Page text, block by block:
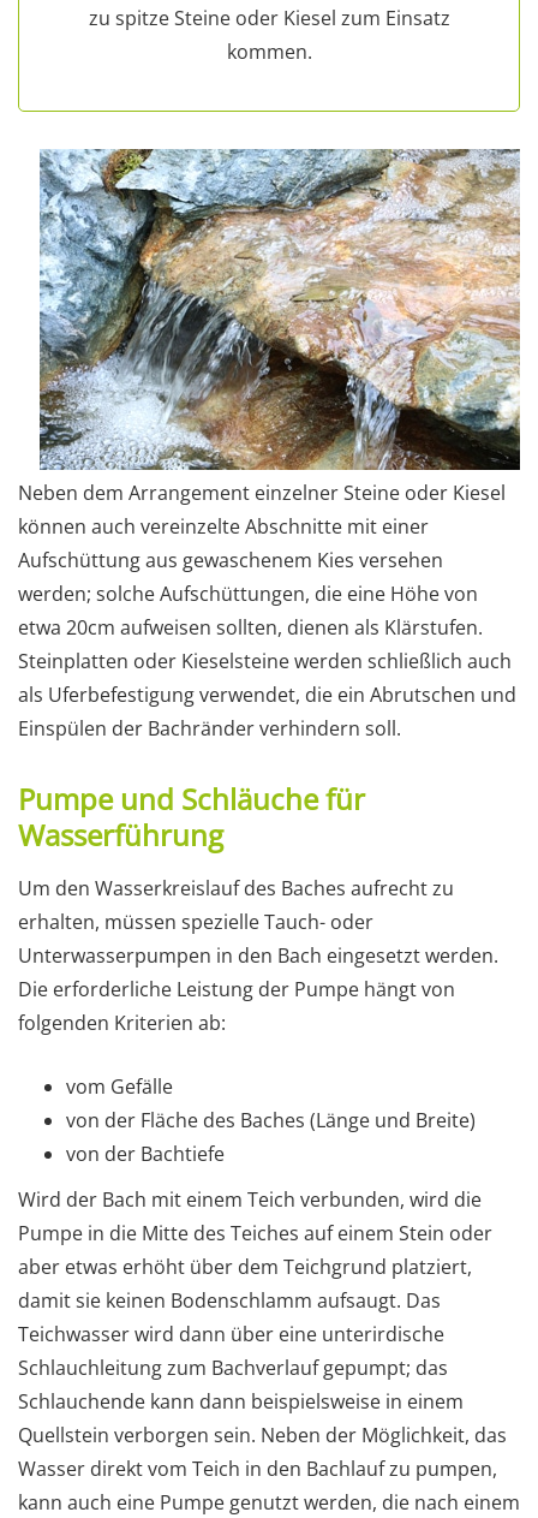
zu spitze Steine oder Kiesel zum Einsatz
kommen.
Neben dem Arrangement einzelner Steine oder Kiesel
können auch vereinzelte Abschnitte mit einer
Aufschüttung aus gewaschenem Kies versehen
werden; solche Aufschüttungen, die eine Höhe von
etwa 20cm aufweisen sollten, dienen als Klärstufen.
Steinplatten oder Kieselsteine werden schließlich auch
als Uferbefestigung verwendet, die ein Abrutschen und
Einspülen der Bachränder verhindern soll.
Pumpe und Schläuche für
Wasserführung
Um den Wasserkreislauf des Baches aufrecht zu
erhalten, müssen spezielle Tauch- oder
Unterwasserpumpen in den Bach eingesetzt werden.
Die erforderliche Leistung der Pumpe hängt von
folgenden Kriterien ab:
vom Gefälle
von der Fläche des Baches (Länge und Breite)
von der Bachtiefe
Wird der Bach mit einem Teich verbunden, wird die
Pumpe in die Mitte des Teiches auf einem Stein oder
aber etwas erhöht über dem Teichgrund platziert,
damit sie keinen Bodenschlamm aufsaugt. Das
Teichwasser wird dann über eine unterirdische
Schlauchleitung zum Bachverlauf gepumpt; das
Schlauchende kann dann beispielsweise in einem
Quellstein verborgen sein. Neben der Möglichkeit, das
Wasser direkt vom Teich in den Bachlauf zu pumpen,
kann auch eine Pumpe genutzt werden, die nach einem